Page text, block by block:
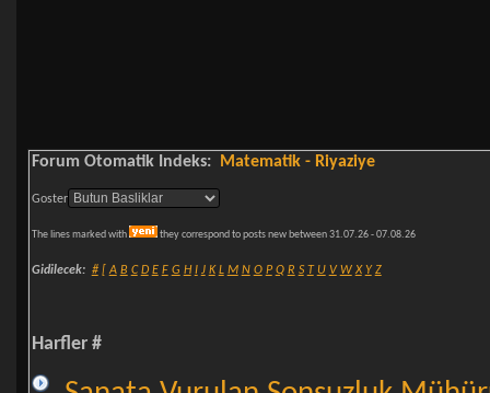
Forum Otomatik Indeks: Matematik - Riyaziye
Goster
The lines marked with they correspond to posts new between 31.07.26 - 07.08.26
Gidilecek: # [ A B C D E F G H I J K L M N O P Q R S T U V W X Y Z
Harfler #